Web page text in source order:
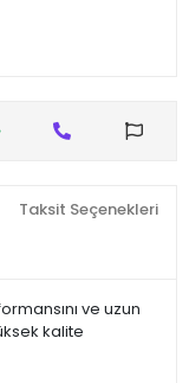
Taksit Seçenekleri
ve uzun
kalite